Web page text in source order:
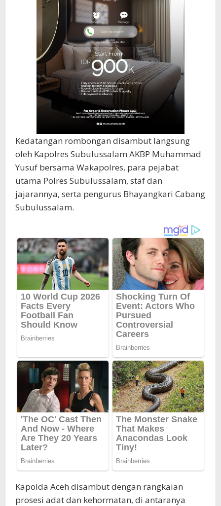
Kedatangan rombongan disambut langsung
oleh Kapolres Subulussalam AKBP Muhammad
Yusuf bersama Wakapolres, para pejabat
utama Polres Subulussalam, staf dan
jajarannya, serta pengurus Bhayangkari Cabang
Subulussalam.
Kapolda Aceh disambut dengan rangkaian
prosesi adat dan kehormatan, di antaranya